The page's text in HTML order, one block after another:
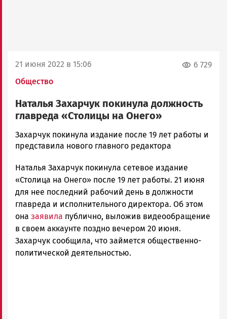
21 июня 2022 в 15:06
Общество
6 729
Наталья Захарчук покинула должность
главреда «Столицы на Онего»
Ольга
Гаврилова
Петрозаводска
и
Карелии
|
Петрозаводск
Захарчук покинула издание после 19 лет работы и
представила нового главного редактора
Наталья Захарчук покинула сетевое издание
«Столица на Онего» после 19 лет работы. 21 июня
для нее последний рабочий день в должности
главреда и исполнительного директора. Об этом
она заявила публично, выложив видеообращение
в своем аккаунте поздно вечером 20 июня.
Захарчук сообщила, что займется общественно-
политической деятельностью.